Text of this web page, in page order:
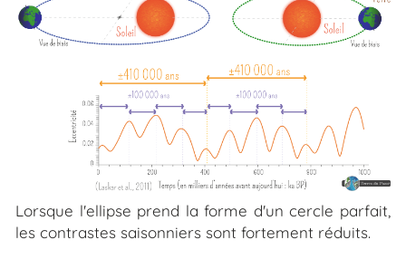
Lorsque l'ellipse prend la forme d'un cercle parfait,
les contrastes saisonniers sont fortement réduits.